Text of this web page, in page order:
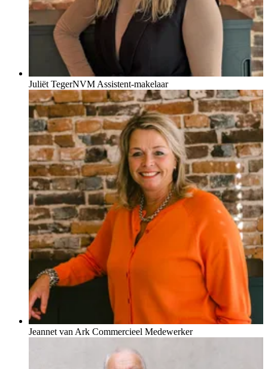
Juliët TegerNVM Assistent-makelaar
Jeannet van Ark Commercieel Medewerker